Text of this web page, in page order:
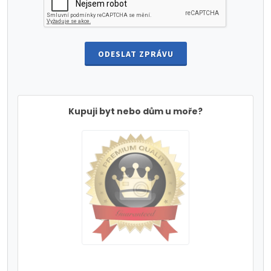
ODESLAT ZPRÁVU
Kupuji byt nebo dům u moře?